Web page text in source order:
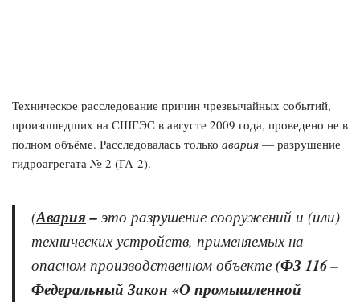
Техническое расследование причин чрезвычайных событий,
произошедших на СШГЭС в августе 2009 года, проведено не в
полном объёме. Расследовалась только авария — разрушение
гидроагрегата № 2 (ГА-2).
(Авария– это разрушение сооружений и (или)
технических устройств, применяемых на
опасном производственном объекте (ФЗ 116 –
Федеральный Закон «О промышленной